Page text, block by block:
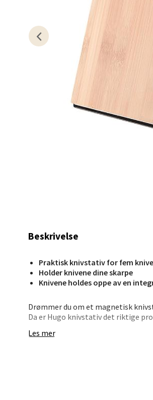
Beskrivelse
Praktisk knivstativ for fem
Holder knivene dine skarpe
Knivene holdes oppe av en
Drømmer du om et magnetisk
Da er Hugo knivstativ det riktige
Les mer